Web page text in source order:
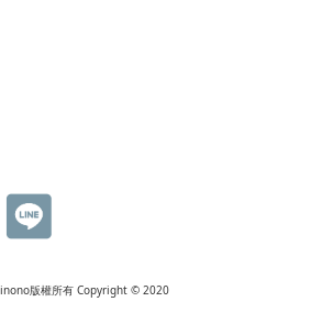
版權所有 Copyright © 2020